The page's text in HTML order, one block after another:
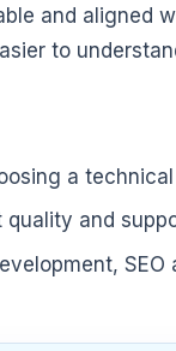
and aligned
to
a
and
SEO